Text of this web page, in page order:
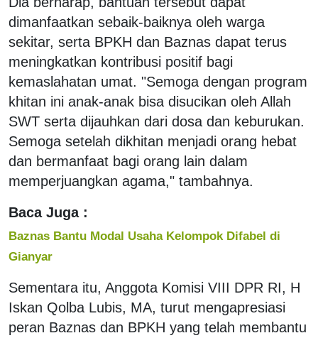
dimanfaatkan sebaik-baiknya oleh warga
sekitar, serta BPKH dan Baznas dapat terus
meningkatkan kontribusi positif bagi
kemaslahatan umat. "Semoga dengan program
khitan ini anak-anak bisa disucikan oleh Allah
SWT serta dijauhkan dari dosa dan keburukan.
Semoga setelah dikhitan menjadi orang hebat
dan bermanfaat bagi orang lain dalam
memperjuangkan agama," tambahnya.
Baca Juga :
Baznas Bantu Modal Usaha Kelompok Difabel di
Gianyar
Sementara itu, Anggota Komisi VIII DPR RI, H
Iskan Qolba Lubis, MA, turut mengapresiasi
peran Baznas dan BPKH yang telah membantu